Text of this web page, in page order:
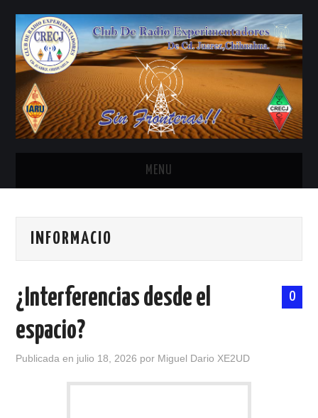
MENU
ANTENAS Y ACCESORIOS
HISTORIA DE LA RADIO
INFORMACIO
0
¿Interferencias desde el
espacio?
Publicada en julio 18, 2026 por Miguel Dario XE2UD